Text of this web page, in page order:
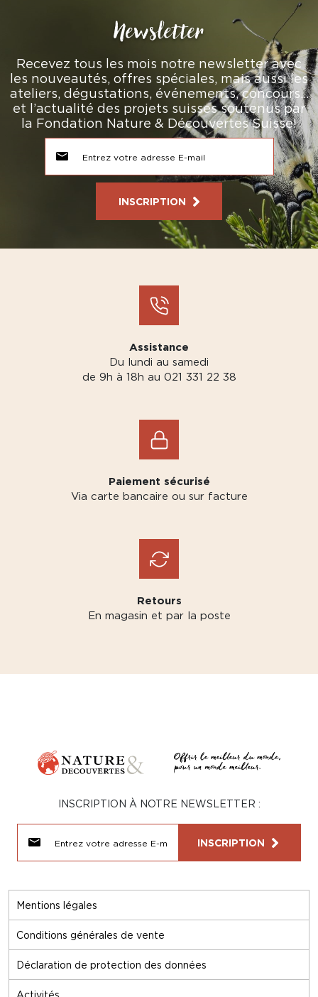
Newsletter
Recevez tous les mois notre newsletter avec
les nouveautés, offres spéciales, mais aussi les
ateliers, dégustations, événements, concours…
et l’actualité des projets suisses soutenus par
la Fondation Nature & Découvertes Suisse!
INSCRIPTION
Assistance
Du lundi au samedi
de 9h à 18h au 021 331 22 38
Paiement sécurisé
Via carte bancaire ou sur facture
Retours
En magasin et par la poste
Mentions légales
Conditions générales de vente
Déclaration de protection des données
Activités
INSCRIPTION À NOTRE NEWSLETTER :
INSCRIPTION